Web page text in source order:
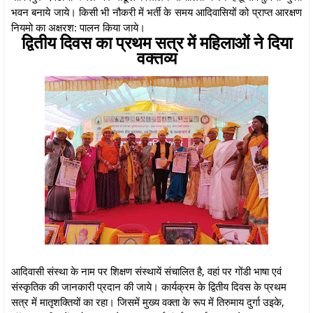
भवन बनाये जाये। किसी भी नौकरी में भर्ती के समय आदिवासियों को प्राप्त आरक्षण
नियमो का अक्षरश: पालन किया जाये।
द्वितीय दिवस का प्रथम सत्र में महिलाओं ने दिया
वक्तव्य
आदिवासी संस्था के नाम पर शिक्षण संस्थायें संचालित है, वहां पर गोंडी भाषा एवं
संस्कृतिक की जानकारी प्रदान की जाये। कार्यक्रम के द्वितीय दिवस के प्रथम
सत्र में मातृशक्तियों का रहा। जिसमें मुख्य वक्ता के रूप में तिरुमाय दुर्गा उइके,